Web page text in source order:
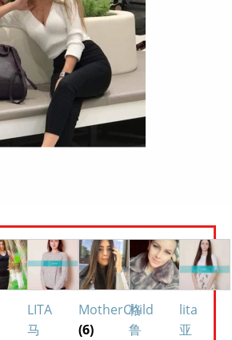
LITA
马
MotherChild
(6)
格
鲁
lita
亚